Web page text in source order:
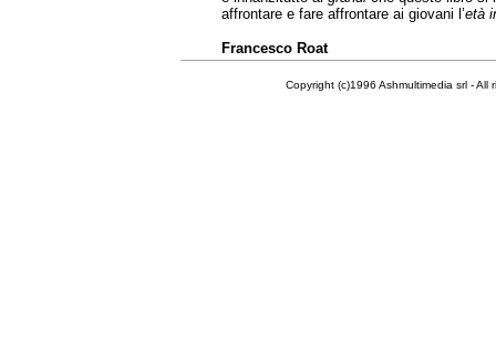
affrontare e fare affrontare ai giovani l’età
Francesco Roat
Copyright (c)1996 Ashmultimedia srl - All